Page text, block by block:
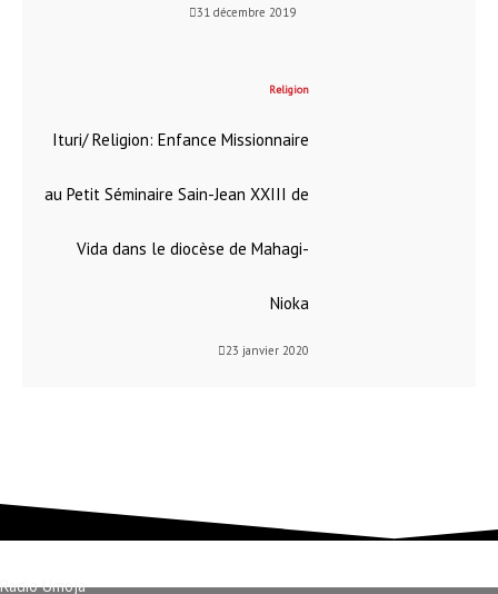
31 décembre 2019
Religion
Ituri/ Religion: Enfance Missionnaire
au Petit Séminaire Sain-Jean XXIII de
Vida dans le diocèse de Mahagi-
Nioka
23 janvier 2020
Radio Umoja